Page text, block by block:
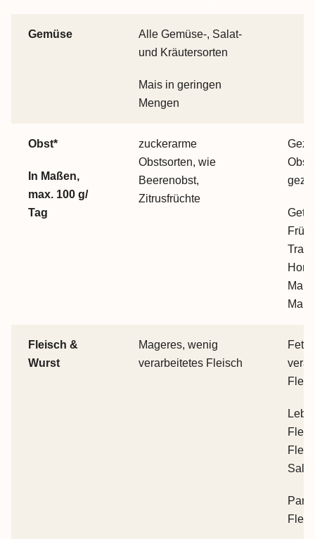
Gemüse
Alle Gemüse-, Salat-
und Kräutersorten
Mais in geringen
Mengen
Obst*
In Maßen,
max. 100 g/
Tag
zuckerarme
Obstsorten, wie
Beerenobst,
Zitrusfrüchte
Fleisch &
Wurst
Mageres, wenig
verarbeitetes Fleisch